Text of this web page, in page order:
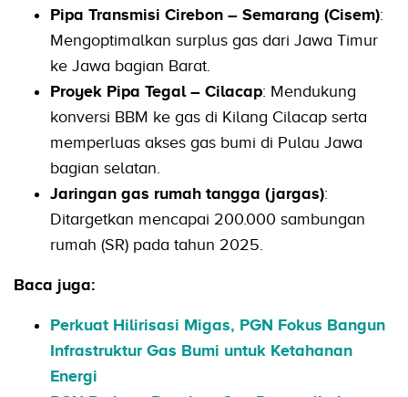
Pipa Transmisi Cirebon – Semarang (Cisem):
Mengoptimalkan surplus gas dari Jawa Timur
ke Jawa bagian Barat.
Proyek Pipa Tegal – Cilacap: Mendukung
konversi BBM ke gas di Kilang Cilacap serta
memperluas akses gas bumi di Pulau Jawa
bagian selatan.
Jaringan gas rumah tangga (jargas):
Ditargetkan mencapai 200.000 sambungan
rumah (SR) pada tahun 2025.
Baca juga:
Perkuat Hilirisasi Migas, PGN Fokus Bangun
Infrastruktur Gas Bumi untuk Ketahanan
Energi